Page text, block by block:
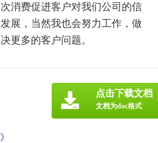
消费促进客户对我们公司的信
展，当然我也会努力工作，做
更多的客户问题。
点击下载文档
文档为doc格式